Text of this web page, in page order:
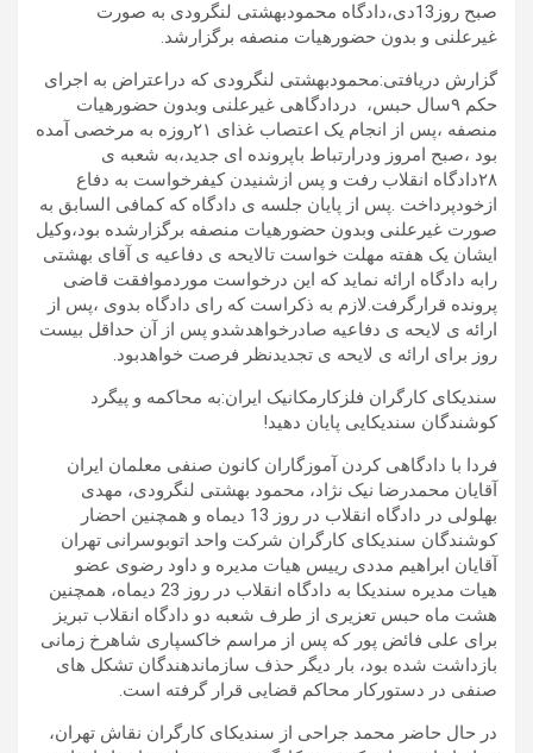
صبح روز13دی،دادگاه محمودبهشتی لنگرودی به صورت
غیرعلنی و بدون حضورهیات منصفه برگزارشد.
گزارش دریافتی:محمودبهشتی لنگرودی که دراعتراض به اجرای
حکم ۹سال حبس، دردادگاهی غیرعلنی وبدون حضورهیات
منصفه ،پس از انجام یک اعتصاب غذای ۲۱روزه به مرخصی آمده
بود ،صبح امروز ودرارتباط باپرونده ای جدید،به شعبه ی
۲۸دادگاه انقلاب رفت و پس ازشنیدن کیفرخواست به دفاع
ازخودپرداخت .پس از پایان جلسه ی دادگاه که کمافی السابق به
صورت غیرعلنی وبدون حضورهیات منصفه برگزارشده بود،وکیل
ایشان یک هفته مهلت خواست تالایحه ی دفاعیه ی آقای بهشتی
رابه دادگاه ارائه نماید که این درخواست موردموافقت قاضی
پرونده قرارگرفت.لازم به ذکراست که رای دادگاه بدوی ،پس از
ارائه ی لایحه ی دفاعیه صادرخواهدشدو پس از آن حداقل بیست
روز برای ارائه ی لایحه ی تجدیدنظر فرصت خواهدبود.
سندیکای کارگران فلزکارمکانیک ایران:به محاکمه و پیگرد
کوشندگان سندیکایی پایان دهید!
فردا با دادگاهی کردن آموزگاران کانون صنفی معلمان ایران
آقایان محمدرضا نیک نژاد، محمود بهشتی لنگرودی، مهدی
بهلولی در دادگاه انقلاب در روز 13 دیماه و همچنین احضار
کوشندگان سندیکای کارگران شرکت واحد اتوبوسرانی تهران
آقایان ابراهیم مددی رییس هیات مدیره و داود رضوی عضو
هیات مدیره سندیکا به دادگاه انقلاب در روز 23 دیماه، همچنین
هشت ماه حبس تعزیری از طرف شعبه دو دادگاه انقلاب تبریز
برای علی فائض پور که پس از مراسم خاکسپاری شاهرخ زمانی
بازداشت شده بود، بار دیگر حذف سازماندهندگان تشکل های
صنفی در دستورکار محاکم قضایی قرار گرفته است.
در حال حاضر محمد جراحی از سندیکای کارگران نقاش تهران،